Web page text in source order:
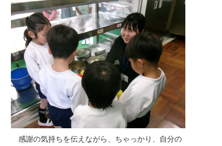
感謝の気持ちを伝えながら、ちゃっかり、自分の